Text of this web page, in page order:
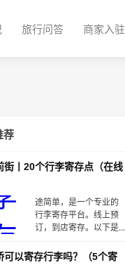
旅行问答 商家入驻
荐
街丨20个行李寄存点（在线
途简单，是一个专业的
行李寄存平台。线上预
订，到店寄存。以下是
街附近的寄存点🟠察院
场/观前街·寄存点时间：
可以寄存行李吗？（5个寄